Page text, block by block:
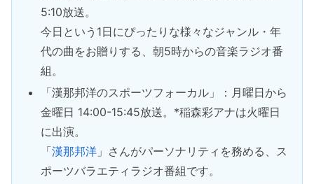
5:10放送。
今日という1日にぴったりな様々なジャンル・年
代の曲をお贈りする、朝5時からの音楽ラジオ番
組。
「漢那邦洋のスポーツフォーカル」：月曜日から
金曜日 14:00-15:45放送。*稲森彩アナは火曜日
に出演。
「漢那邦洋 」さんがパーソナリティを務める、ス
ポーツバラエティラジオ番組です。